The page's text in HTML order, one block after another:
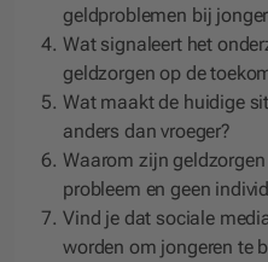
geldproblemen bij
Wat signaleert het
geldzorgen op de
Wat maakt de huidige
anders dan vroeger?
Waarom zijn
probleem en geen
Vind je dat sociale
worden om jongeren te